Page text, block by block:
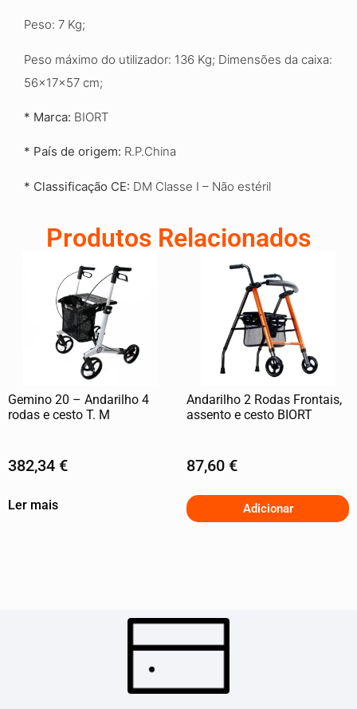
Peso: 7 Kg;
Peso máximo do utilizador: 136 Kg; Dimensões da caixa:
56x17x57 cm;
* Marca: BIORT
* País de origem: R.P.China
* Classificação CE: DM Classe I – Não estéril
Produtos Relacionados
Gemino 20 – Andarilho 4
rodas e cesto T. M
382,34 €
Ler mais
Andarilho 2 Rodas Frontais,
assento e cesto BIORT
87,60 €
Adicionar